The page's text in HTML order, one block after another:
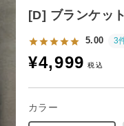
[D] ブランケッ
5.00 3
¥4,999
カラー